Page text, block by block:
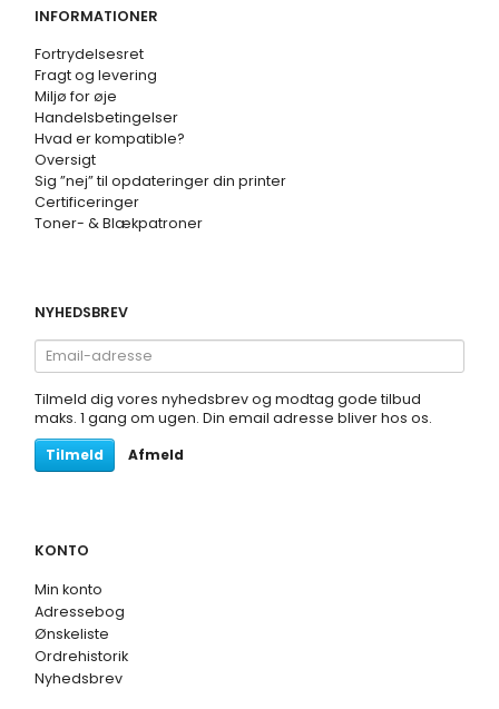
INFORMATIONER
Fortrydelsesret
Fragt og levering
Miljø for øje
Handelsbetingelser
Hvad er kompatible?
Oversigt
Sig ”nej” til opdateringer din printer
Certificeringer
Toner- & Blækpatroner
NYHEDSBREV
Email-
adresse
Tilmeld dig vores nyhedsbrev og modtag gode tilbud
maks. 1 gang om ugen. Din email adresse bliver hos os.
Tilmeld
Afmeld
KONTO
Min konto
Adressebog
Ønskeliste
Ordrehistorik
Nyhedsbrev